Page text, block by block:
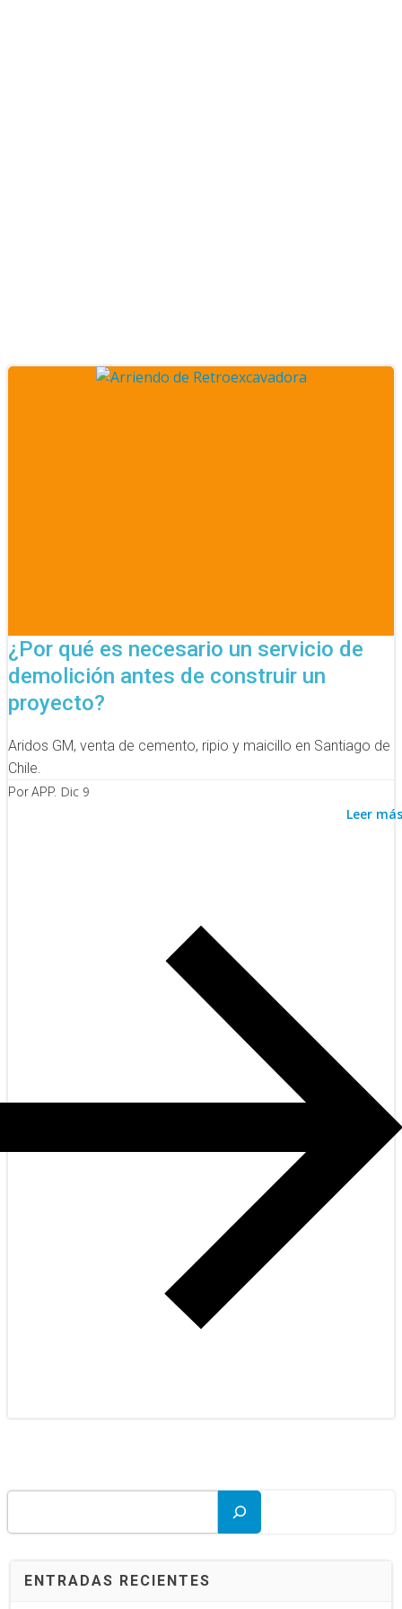
¿Por qué es necesario un servicio de
demolición antes de construir un
proyecto?
Aridos GM, venta de cemento, ripio y maicillo en Santiago de
Chile.
Por APP. Dic 9
Leer más
ENTRADAS RECIENTES